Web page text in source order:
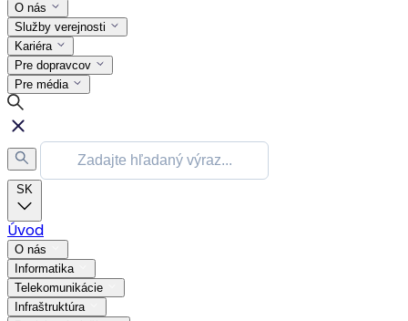
O nás
Služby verejnosti
Kariéra
Pre dopravcov
Pre média
SK
Úvod
O nás
Informatika
Telekomunikácie
Infraštruktúra